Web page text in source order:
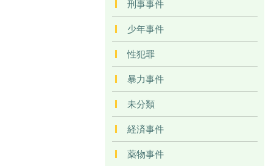
刑事事件
少年事件
性犯罪
暴力事件
未分類
経済事件
薬物事件